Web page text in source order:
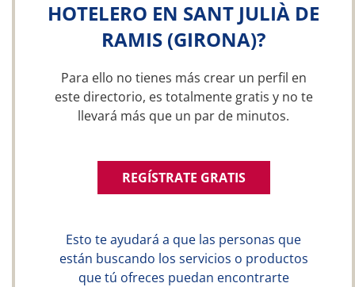
HOTELERO EN SANT JULIÀ DE
RAMIS (GIRONA)?
Para ello no tienes más crear un perfil en
este directorio, es totalmente gratis y no te
llevará más que un par de minutos.
REGÍSTRATE GRATIS
Esto te ayudará a que las personas que
están buscando los servicios o productos
que tú ofreces puedan encontrarte